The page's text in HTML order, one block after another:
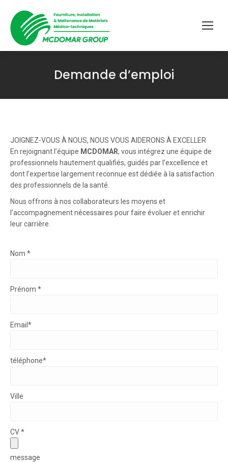
Demande d’emploi
JOIGNEZ-VOUS À NOUS, NOUS VOUS AIDERONS À EXCELLER
En rejoignant l’équipe MCDOMAR, vous intégrez une équipe de
professionnels hautement qualifiés, guidés par l’excellence et
dont l’expertise largement reconnue est dédiée à la satisfaction
des professionnels de la santé.
Nous offrons à nos collaborateurs les moyens et
l’accompagnement nécessaires pour faire évoluer et enrichir
leur carrière.
Nom *
Prénom *
Email*
téléphone*
Ville
CV *
message